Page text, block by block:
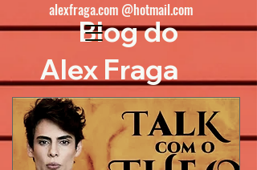
Blog do
Alex Fraga
alexfraga.com @hotmail.com